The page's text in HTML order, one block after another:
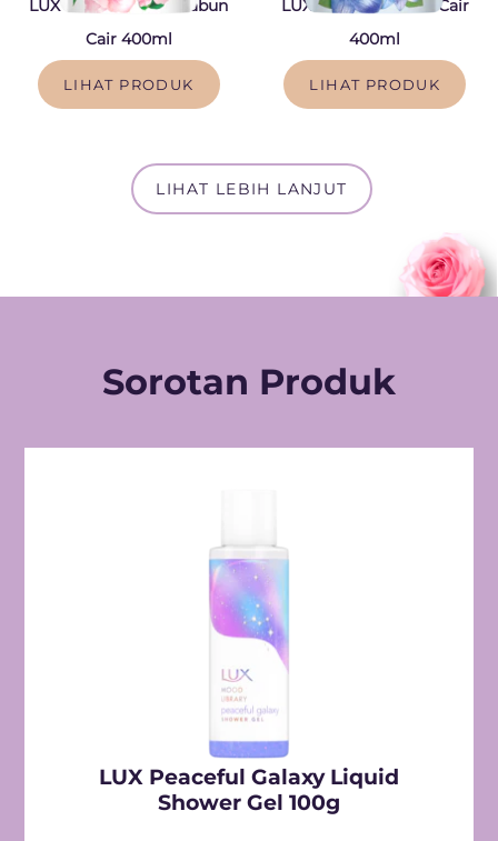
LUX Sakura Bloom Sabun
Cair 400ml
LIHAT PRODUK
LUX Bluebell Sabun Cair
400ml
LIHAT PRODUK
LIHAT LEBIH LANJUT
Sorotan Produk
LUX Peaceful Galaxy Liquid
Shower Gel 100g